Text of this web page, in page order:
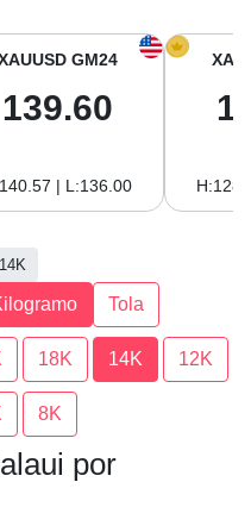
del sur
GM24
139.60
| L:136.00
14K
Tola
18K 14K 12K
8K
por